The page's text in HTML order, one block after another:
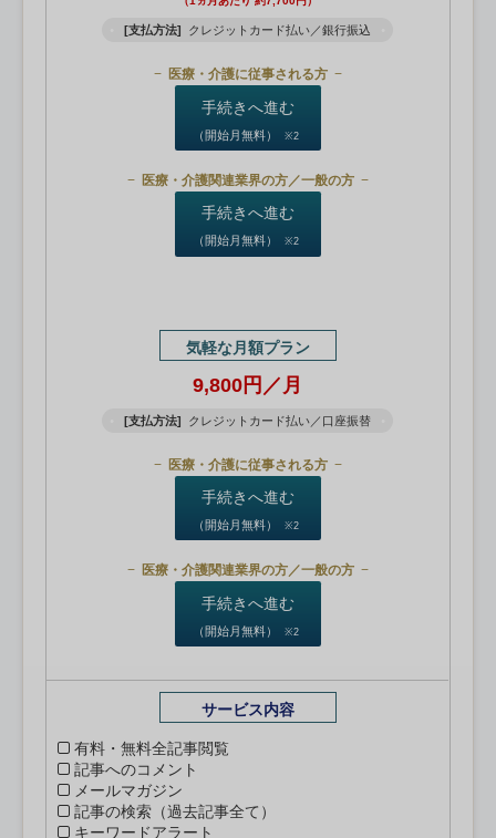
[支払方法] クレジットカード払い／銀行振込
医療・介護に従事される方
手続きへ進む
（開始月無料） ※2
医療・介護関連業界の方／一般の方
手続きへ進む
（開始月無料） ※2
気軽な月額プラン
9,800円／月
[支払方法] クレジットカード払い／口座振替
医療・介護に従事される方
手続きへ進む
（開始月無料） ※2
医療・介護関連業界の方／一般の方
手続きへ進む
（開始月無料） ※2
サービス内容
有料・無料全記事閲覧
記事へのコメント
メールマガジン
記事の検索（過去記事全て）
キーワードアラート